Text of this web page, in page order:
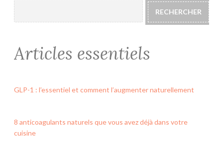
RECHERCHER
Articles essentiels
GLP-1 : l’essentiel et comment l’augmenter naturellement
8 anticoagulants naturels que vous avez déjà dans votre
cuisine